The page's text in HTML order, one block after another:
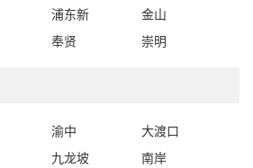
浦东新
金山
奉贤 崇明
渝中
大渡口
九龙坡
南岸